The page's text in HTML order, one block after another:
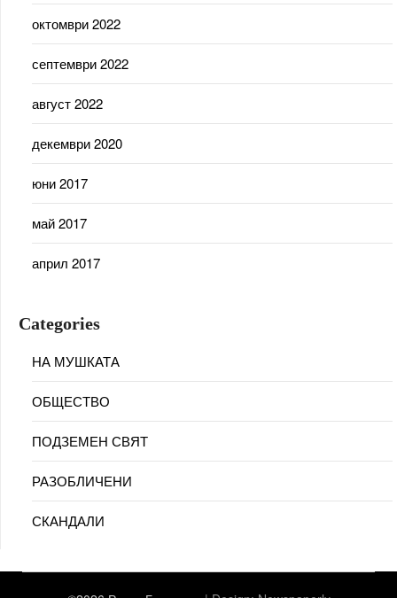
октомври 2022
септември 2022
август 2022
декември 2020
юни 2017
май 2017
април 2017
Categories
НА МУШКАТА
ОБЩЕСТВО
ПОДЗЕМЕН СВЯТ
РАЗОБЛИЧЕНИ
СКАНДАЛИ